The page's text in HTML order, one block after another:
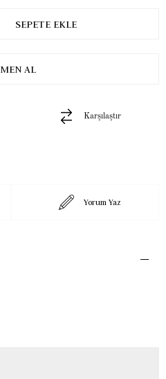
Karşılaştır
Yorum Yaz